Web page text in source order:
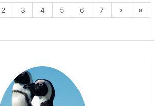
2 3 4 5 6 7 › »